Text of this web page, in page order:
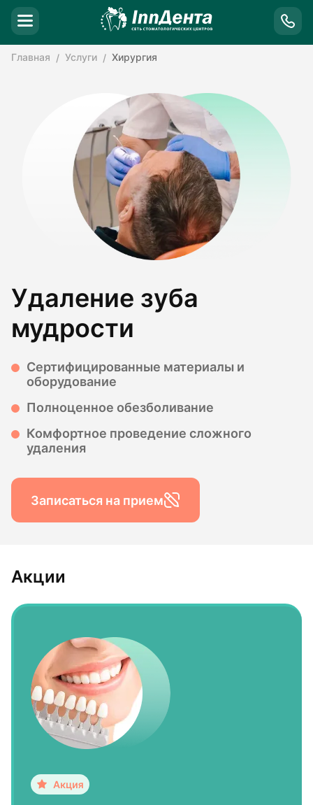
Главная Услуги Хирургия
Удаление зуба
мудрости
Сертифицированные материалы и
оборудование
Полноценное обезболивание
Комфортное проведение сложного
удаления
Записаться на прием
Акции